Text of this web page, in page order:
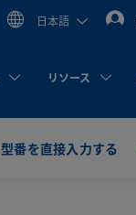
日本語
リソース
型番を直接入力する